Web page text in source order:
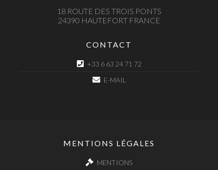
18 ROUTE DES TROIS PONTS
24390 HAUTEFORT FRANCE
CONTACT
+33 6 63 24 71 72
E-MAIL
MENTIONS LÉGALES
MENTIONS